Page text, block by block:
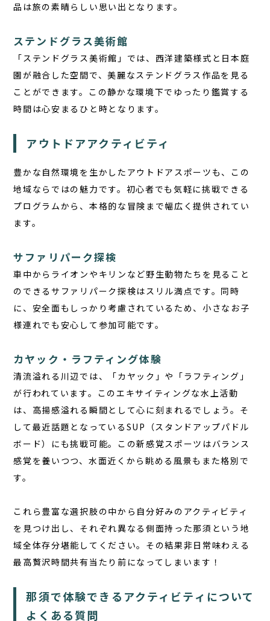
品は旅の素晴らしい思い出となります。
ステンドグラス美術館
「ステンドグラス美術館」では、西洋建築様式と日本庭
園が融合した空間で、美麗なステンドグラス作品を見る
ことができます。この静かな環境下でゆったり鑑賞する
時間は心安まるひと時となります。
アウトドアアクティビティ
豊かな自然環境を生かしたアウトドアスポーツも、この
地域ならではの魅力です。初心者でも気軽に挑戦できる
プログラムから、本格的な冒険まで幅広く提供されてい
ます。
サファリパーク探検
車中からライオンやキリンなど野生動物たちを見ること
のできるサファリパーク探検はスリル満点です。同時
に、安全面もしっかり考慮されているため、小さなお子
様連れでも安心して参加可能です。
カヤック・ラフティング体験
清流溢れる川辺では、「カヤック」や「ラフティング」
が行われています。このエキサイティングな水上活動
は、高揚感溢れる瞬間として心に刻まれるでしょう。そ
して最近話題となっているSUP（スタンドアップパドル
ボード）にも挑戦可能。この新感覚スポーツはバランス
感覚を養いつつ、水面近くから眺める風景もまた格別で
す。
これら豊富な選択肢の中から自分好みのアクティビティ
を見つけ出し、それぞれ異なる側面持った那須という地
域全体存分堪能してください。その結果非日常味わえる
最高贅沢時間共有当たり前になってしまいます！
那須で体験できるアクティビティについて
よくある質問